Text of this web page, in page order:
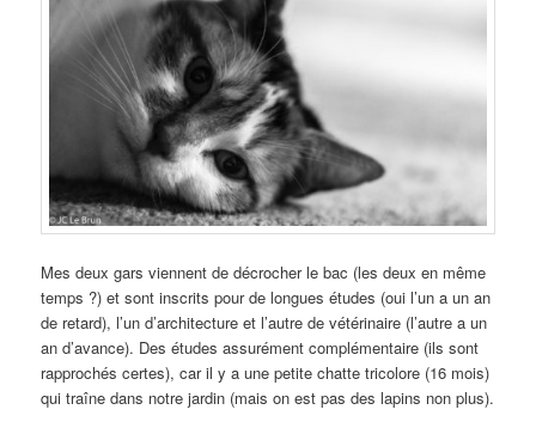
Mes deux gars viennent de décrocher le bac (les deux en même
temps ?) et sont inscrits pour de longues études (oui l’un a un an
de retard), l’un d’architecture et l’autre de vétérinaire (l’autre a un
an d’avance). Des études assurément complémentaire (ils sont
rapprochés certes), car il y a une petite chatte tricolore (16 mois)
qui traîne dans notre jardin (mais on est pas des lapins non plus).